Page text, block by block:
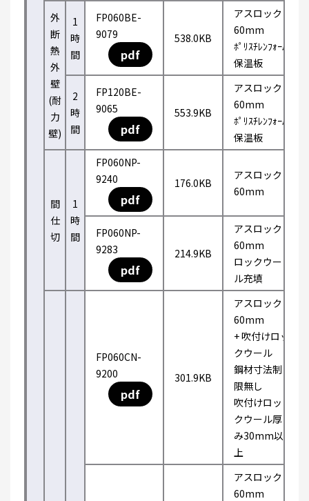
外
断
熱
外
壁
(耐
力
壁)
1
時
間
FP060BE-
9079
pdf
538.0KB
アスロック
60mm
ﾎﾟﾘｽﾁﾚﾝﾌｫｰﾑ
保温板
2
時
間
FP120BE-
9065
pdf
553.9KB
アスロック
60mm
ﾎﾟﾘｽﾁﾚﾝﾌｫｰﾑ
保温板
間
仕
切
1
時
間
FP060NP-
9240
pdf
176.0KB
アスロック
60mm
FP060NP-
9283
pdf
214.9KB
アスロック
60mm
ロックウー
ル充填
FP060CN-
9200
pdf
301.9KB
アスロック
60mm
+ 吹付けロッ
クウール
鋼材寸法制
限無し
吹付けロッ
クウール厚
み30mm以
上
アスロック
60mm